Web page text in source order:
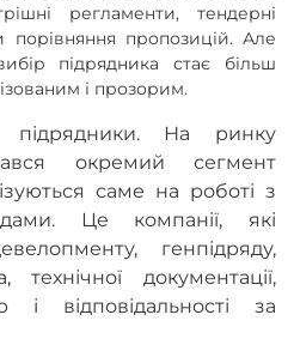
регламенти, тендерні
порівняння пропозицій. Але
підрядника стає більш
і прозорим.
підрядники. На ринку
окремий сегмент
саме на роботі з
Це компанії, які
генпідряду,
технічної документації,
і відповідальності за